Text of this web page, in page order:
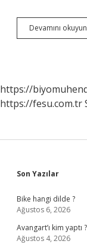
Devamını okuyun
https://
https://fesu.com.tr
Sidebar
Son Yazılar
Bike hangi dilde ?
Ağustos 6, 2026
Avangart’ı kim yaptı ?
Ağustos 4, 2026